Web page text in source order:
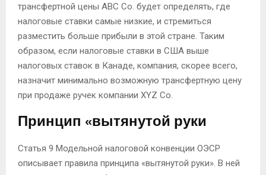
трансфертной цены ABC Co. будет определять, где
налоговые ставки самые низкие, и стремиться
разместить больше прибыли в этой стране. Таким
образом, если налоговые ставки в США выше
налоговых ставок в Канаде, компания, скорее всего,
назначит минимально возможную трансфертную цену
при продаже ручек компании XYZ Co.
Принцип «вытянутой руки
Статья 9 Модельной налоговой конвенции ОЭСР
описывает правила принципа «вытянутой руки». В ней